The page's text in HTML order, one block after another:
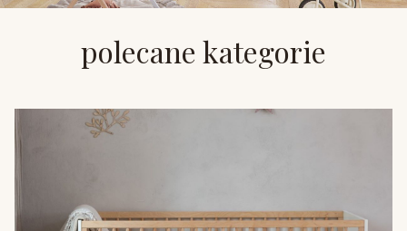
polecane kategorie